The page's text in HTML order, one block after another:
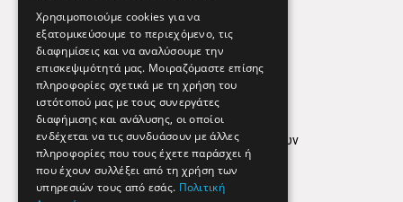
Εφημερεύοντα Φαρμακεία
Απόρρητο
Όροι Χρήσης
Πολιτική προστασίας δεδομένων
Findhere
Χρησιμοποιούμε cookies για να
εξατομικεύσουμε το περιεχόμενο, τις
διαφημίσεις και να αναλύσουμε την
επισκεψιμότητά μας. Μοιραζόμαστε επίσης
πληροφορίες σχετικά με τη χρήση του
ιστότοπού μας με τους συνεργάτες
διαφήμισης και ανάλυσης, οι οποίοι
ενδέχεται να τις συνδυάσουν με άλλες
πληροφορίες που τους έχετε παράσχει ή
που έχουν συλλέξει από τη χρήση των
υπηρεσιών τους από εσάς. Πολιτική